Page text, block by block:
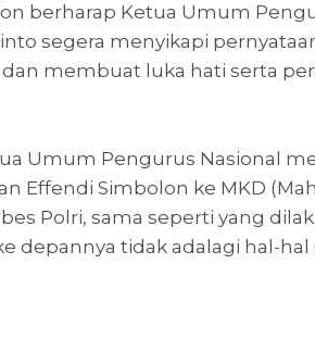
berharap Ketua Umum
segera menyikapi
membuat luka hati serta
Umum Pengurus Nasional
Effendi Simbolon ke MKD
Polri, sama seperti yang
depannya tidak adalagi hal-